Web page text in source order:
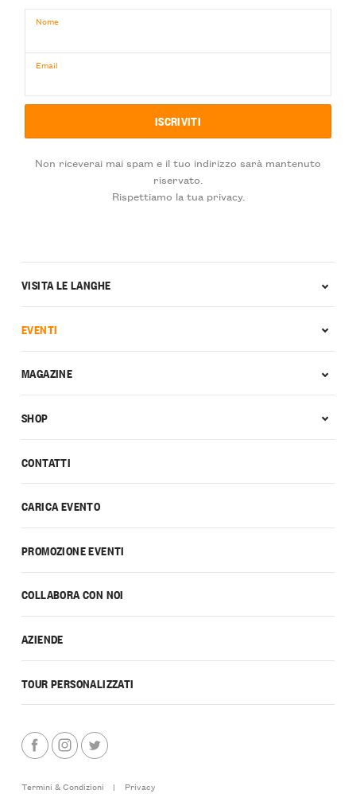
Nome
Email
Non riceverai mai spam e il tuo indirizzo sarà mantenuto
riservato.
Rispettiamo la tua privacy.
CONTATTI
CARICA EVENTO
PROMOZIONE EVENTI
COLLABORA CON NOI
AZIENDE
TOUR PERSONALIZZATI
VISITA LE LANGHE
EVENTI
MAGAZINE
SHOP
Termini & Condizioni | Privacy